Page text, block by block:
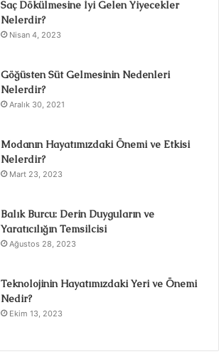
Saç Dökülmesine İyi Gelen Yiyecekler
Nelerdir?
Nisan 4, 2023
Göğüsten Süt Gelmesinin Nedenleri
Nelerdir?
Aralık 30, 2021
Modanın Hayatımızdaki Önemi ve Etkisi
Nelerdir?
Mart 23, 2023
Balık Burcu: Derin Duyguların ve
Yaratıcılığın Temsilcisi
Ağustos 28, 2023
Teknolojinin Hayatımızdaki Yeri ve Önemi
Nedir?
Ekim 13, 2023